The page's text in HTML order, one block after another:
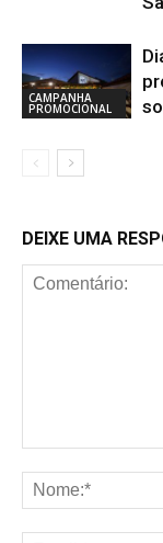
CAMPANHA
PROMOCIONAL
DEIXE UMA